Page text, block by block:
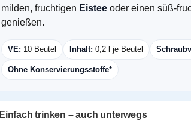
milden, fruchtigen Eistee oder einen süß-
genießen.
VE: 10 Beutel Inhalt: 0,2 l je Beutel
Ohne Konservierungsstoffe*
Einfach trinken – auch unterwegs